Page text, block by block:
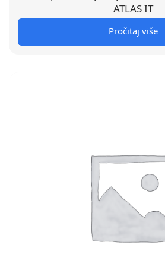
ATLAS IT
Pročitaj više